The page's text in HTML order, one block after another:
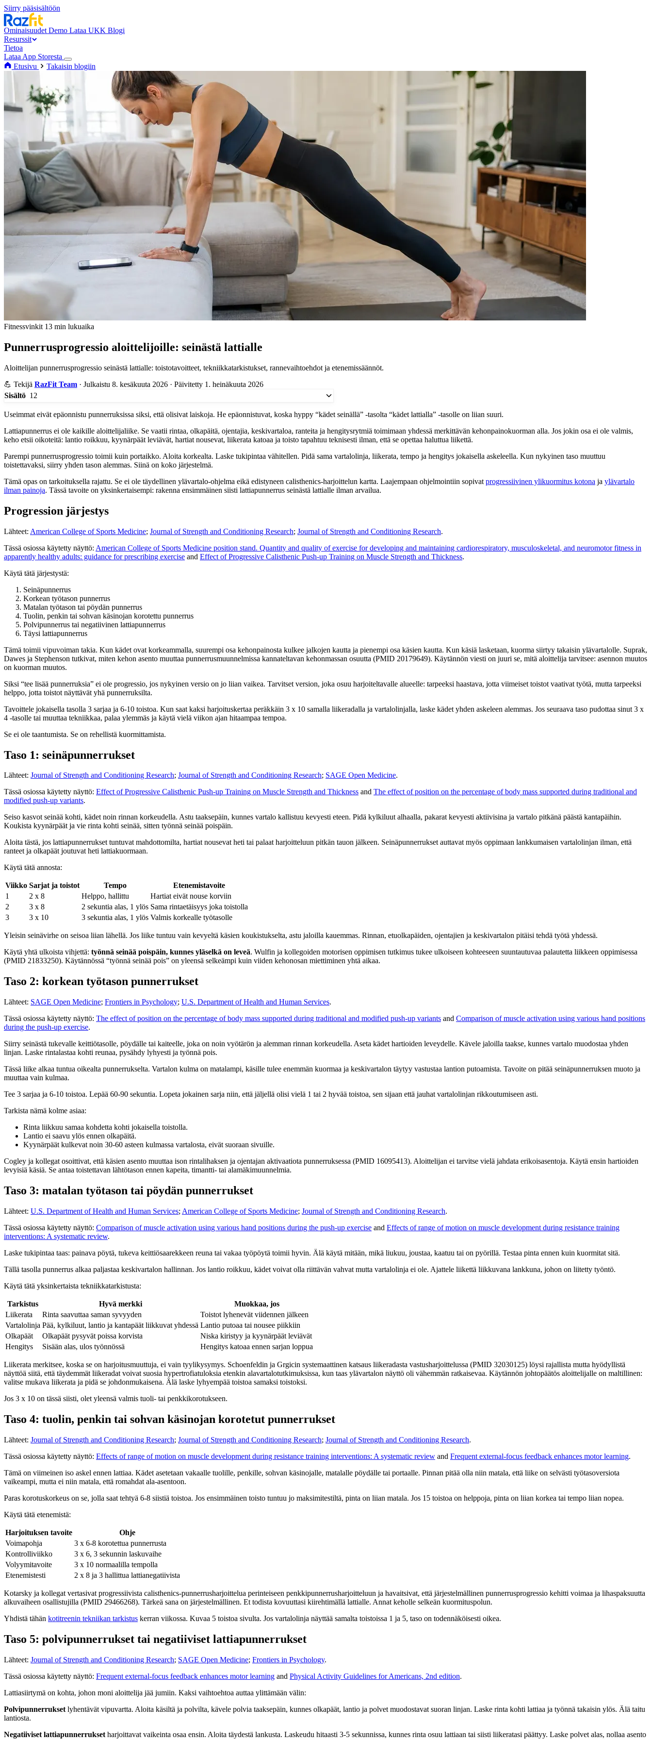
Siirry pääsisältöön
Ominaisuudet Demo Lataa UKK Blogi
Resurssit
Tietoa
Lataa App Storesta
Etusivu
Takaisin blogiin
Fitnessvinkit 13 min lukuaika
Punnerrusprogressio aloittelijoille: seinästä lattialle
Aloittelijan punnerrusprogressio seinästä lattialle: toistotavoitteet, tekniikkatarkistukset, rannevaihtoehdot ja etenemissäännöt.
💪 Tekijä RazFit Team · Julkaistu 8. kesäkuuta 2026 · Päivitetty 1. heinäkuuta 2026
Sisältö 12
Useimmat eivät epäonnistu punnerruksissa siksi, että olisivat laiskoja. He epäonnistuvat, koska hyppy “kädet seinällä” -tasolta “kädet lattialla” -tasolle on liian suuri.
Lattiapunnerrus ei ole kaikille aloittelijaliike. Se vaatii rintaa, olkapäitä, ojentajia, keskivartaloa, ranteita ja hengitysrytmiä toimimaan yhdessä merkittävän kehonpainokuorman alla. Jos jokin osa ei ole valmis,
keho etsii oikoteitä: lantio roikkuu, kyynärpäät leviävät, hartiat nousevat, liikerata katoaa ja toisto tapahtuu teknisesti ilman, että se opettaa haluttua liikettä.
Parempi punnerrusprogressio toimii kuin portaikko. Aloita korkealta. Laske tukipintaa vähitellen. Pidä sama vartalolinja, liikerata, tempo ja hengitys jokaisella askeleella. Kun nykyinen taso muuttuu
toistettavaksi, siirry yhden tason alemmas. Siinä on koko järjestelmä.
Tämä opas on tarkoituksella rajattu. Se ei ole täydellinen ylävartalo-ohjelma eikä edistyneen calisthenics-harjoittelun kartta. Laajempaan ohjelmointiin sopivat progressiivinen ylikuormitus kotona ja ylävartalo
ilman painoja. Tässä tavoite on yksinkertaisempi: rakenna ensimmäinen siisti lattiapunnerrus seinästä lattialle ilman arvailua.
Progression järjestys
Lähteet: American College of Sports Medicine; Journal of Strength and Conditioning Research; Journal of Strength and Conditioning Research.
Tässä osiossa käytetty näyttö: American College of Sports Medicine position stand. Quantity and quality of exercise for developing and maintaining cardiorespiratory, musculoskeletal, and neuromotor fitness in
apparently healthy adults: guidance for prescribing exercise and Effect of Progressive Calisthenic Push-up Training on Muscle Strength and Thickness.
Käytä tätä järjestystä:
Seinäpunnerrus
Korkean työtason punnerrus
Matalan työtason tai pöydän punnerrus
Tuolin, penkin tai sohvan käsinojan korotettu punnerrus
Polvipunnerrus tai negatiivinen lattiapunnerrus
Täysi lattiapunnerrus
Tämä toimii vipuvoiman takia. Kun kädet ovat korkeammalla, suurempi osa kehonpainosta kulkee jalkojen kautta ja pienempi osa käsien kautta. Kun käsiä lasketaan, kuorma siirtyy takaisin ylävartalolle. Suprak,
Dawes ja Stephenson tutkivat, miten kehon asento muuttaa punnerrusmuunnelmissa kannateltavan kehonmassan osuutta (PMID 20179649). Käytännön viesti on juuri se, mitä aloittelija tarvitsee: asennon muutos
on kuorman muutos.
Siksi “tee lisää punnerruksia” ei ole progressio, jos nykyinen versio on jo liian vaikea. Tarvitset version, joka osuu harjoiteltavalle alueelle: tarpeeksi haastava, jotta viimeiset toistot vaativat työtä, mutta tarpeeksi
helppo, jotta toistot näyttävät yhä punnerruksilta.
Tavoittele jokaisella tasolla 3 sarjaa ja 6-10 toistoa. Kun saat kaksi harjoituskertaa peräkkäin 3 x 10 samalla liikeradalla ja vartalolinjalla, laske kädet yhden askeleen alemmas. Jos seuraava taso pudottaa sinut 3 x
4 -tasolle tai muuttaa tekniikkaa, palaa ylemmäs ja käytä vielä viikon ajan hitaampaa tempoa.
Se ei ole taantumista. Se on rehellistä kuormittamista.
Taso 1: seinäpunnerrukset
Lähteet: Journal of Strength and Conditioning Research; Journal of Strength and Conditioning Research; SAGE Open Medicine.
Tässä osiossa käytetty näyttö: Effect of Progressive Calisthenic Push-up Training on Muscle Strength and Thickness and The effect of position on the percentage of body mass supported during traditional and
modified push-up variants.
Seiso kasvot seinää kohti, kädet noin rinnan korkeudella. Astu taaksepäin, kunnes vartalo kallistuu kevyesti eteen. Pidä kylkiluut alhaalla, pakarat kevyesti aktiivisina ja vartalo pitkänä päästä kantapäihin.
Koukista kyynärpäät ja vie rinta kohti seinää, sitten työnnä seinää poispäin.
Aloita tästä, jos lattiapunnerrukset tuntuvat mahdottomilta, hartiat nousevat heti tai palaat harjoitteluun pitkän tauon jälkeen. Seinäpunnerrukset auttavat myös oppimaan lankkumaisen vartalolinjan ilman, että
ranteet ja olkapäät joutuvat heti lattiakuormaan.
Käytä tätä annosta:
Viikko Sarjat ja toistot Tempo
Etenemistavoite
1
2 x 8 Helppo, hallittu
Hartiat eivät nouse korviin
2
3 x 8 2 sekuntia alas, 1 ylös Sama rintaetäisyys joka toistolla
3
3 x 10 3 sekuntia alas, 1 ylös Valmis korkealle työtasolle
Yleisin seinävirhe on seisoa liian lähellä. Jos liike tuntuu vain kevyeltä käsien koukistukselta, astu jaloilla kauemmas. Rinnan, etuolkapäiden, ojentajien ja keskivartalon pitäisi tehdä työtä yhdessä.
Käytä yhtä ulkoista vihjettä: työnnä seinää poispäin, kunnes yläselkä on leveä. Wulfin ja kollegoiden motorisen oppimisen tutkimus tukee ulkoiseen kohteeseen suuntautuvaa palautetta liikkeen oppimisessa
(PMID 21833250). Käytännössä “työnnä seinää pois” on yleensä selkeämpi kuin viiden kehonosan miettiminen yhtä aikaa.
Taso 2: korkean työtason punnerrukset
Lähteet: SAGE Open Medicine; Frontiers in Psychology; U.S. Department of Health and Human Services.
Tässä osiossa käytetty näyttö: The effect of position on the percentage of body mass supported during traditional and modified push-up variants and Comparison of muscle activation using various hand positions
during the push-up exercise.
Siirry seinästä tukevalle keittiötasolle, pöydälle tai kaiteelle, joka on noin vyötärön ja alemman rinnan korkeudella. Aseta kädet hartioiden leveydelle. Kävele jaloilla taakse, kunnes vartalo muodostaa yhden
linjan. Laske rintalastaa kohti reunaa, pysähdy lyhyesti ja työnnä pois.
Tässä liike alkaa tuntua oikealta punnerrukselta. Vartalon kulma on matalampi, käsille tulee enemmän kuormaa ja keskivartalon täytyy vastustaa lantion putoamista. Tavoite on pitää seinäpunnerruksen muoto ja
muuttaa vain kulmaa.
Tee 3 sarjaa ja 6-10 toistoa. Lepää 60-90 sekuntia. Lopeta jokainen sarja niin, että jäljellä olisi vielä 1 tai 2 hyvää toistoa, sen sijaan että jauhat vartalolinjan rikkoutumiseen asti.
Tarkista nämä kolme asiaa:
Rinta liikkuu samaa kohdetta kohti jokaisella toistolla.
Lantio ei saavu ylös ennen olkapäitä.
Kyynärpäät kulkevat noin 30-60 asteen kulmassa vartalosta, eivät suoraan sivuille.
Cogley ja kollegat osoittivat, että käsien asento muuttaa ison rintalihaksen ja ojentajan aktivaatiota punnerruksessa (PMID 16095413). Aloittelijan ei tarvitse vielä jahdata erikoisasentoja. Käytä ensin hartioiden
levyisiä käsiä. Se antaa toistettavan lähtötason ennen kapeita, timantti- tai alamäkimuunnelmia.
Taso 3: matalan työtason tai pöydän punnerrukset
Lähteet: U.S. Department of Health and Human Services; American College of Sports Medicine; Journal of Strength and Conditioning Research.
Tässä osiossa käytetty näyttö: Comparison of muscle activation using various hand positions during the push-up exercise and Effects of range of motion on muscle development during resistance training
interventions: A systematic review.
Laske tukipintaa taas: painava pöytä, tukeva keittiösaarekkeen reuna tai vakaa työpöytä toimii hyvin. Älä käytä mitään, mikä liukuu, joustaa, kaatuu tai on pyörillä. Testaa pinta ennen kuin kuormitat sitä.
Tällä tasolla punnerrus alkaa paljastaa keskivartalon hallinnan. Jos lantio roikkuu, kädet voivat olla riittävän vahvat mutta vartalolinja ei ole. Ajattele liikettä liikkuvana lankkuna, johon on liitetty työntö.
Käytä tätä yksinkertaista tekniikkatarkistusta:
Tarkistus Hyvä merkki
Muokkaa, jos
Liikerata
Rinta saavuttaa saman syvyyden
Toistot lyhenevät viidennen jälkeen
Vartalolinja Pää, kylkiluut, lantio ja kantapäät liikkuvat yhdessä Lantio putoaa tai nousee piikkiin
Olkapäät
Olkapäät pysyvät poissa korvista
Niska kiristyy ja kyynärpäät leviävät
Hengitys
Sisään alas, ulos työnnössä Hengitys katoaa ennen sarjan loppua
Liikerata merkitsee, koska se on harjoitusmuuttuja, ei vain tyylikysymys. Schoenfeldin ja Grgicin systemaattinen katsaus liikeradasta vastusharjoittelussa (PMID 32030125) löysi rajallista mutta hyödyllistä
näyttöä siitä, että täydemmät liikeradat voivat suosia hypertrofiatuloksia etenkin alavartalotutkimuksissa, kun taas ylävartalon näyttö oli vähemmän ratkaisevaa. Käytännön johtopäätös aloittelijalle on maltillinen:
valitse mukava liikerata ja pidä se johdonmukaisena. Älä laske lyhyempää toistoa samaksi toistoksi.
Jos 3 x 10 on tässä siisti, olet yleensä valmis tuoli- tai penkkikorotukseen.
Taso 4: tuolin, penkin tai sohvan käsinojan korotetut punnerrukset
Lähteet: Journal of Strength and Conditioning Research; Journal of Strength and Conditioning Research; Journal of Strength and Conditioning Research.
Tässä osiossa käytetty näyttö: Effects of range of motion on muscle development during resistance training interventions: A systematic review and Frequent external-focus feedback enhances motor learning.
Tämä on viimeinen iso askel ennen lattiaa. Kädet asetetaan vakaalle tuolille, penkille, sohvan käsinojalle, matalalle pöydälle tai portaalle. Pinnan pitää olla niin matala, että liike on selvästi työtasoversiota
vaikeampi, mutta ei niin matala, että romahdat ala-asentoon.
Paras korotuskorkeus on se, jolla saat tehtyä 6-8 siistiä toistoa. Jos ensimmäinen toisto tuntuu jo maksimitestiltä, pinta on liian matala. Jos 15 toistoa on helppoja, pinta on liian korkea tai tempo liian nopea.
Käytä tätä etenemistä:
Harjoituksen tavoite
Ohje
Voimapohja
3 x 6-8 korotettua punnerrusta
Kontrolliviikko
3 x 6, 3 sekunnin laskuvaihe
Volyymitavoite
3 x 10 normaalilla tempolla
Etenemistesti
2 x 8 ja 3 hallittua lattianegatiivista
Kotarsky ja kollegat vertasivat progressiivista calisthenics-punnerrusharjoittelua perinteiseen penkkipunnerrusharjoitteluun ja havaitsivat, että järjestelmällinen punnerrusprogressio kehitti voimaa ja lihaspaksuutta
alkuvaiheen osallistujilla (PMID 29466268). Tärkeä sana on järjestelmällinen. Et todista kovuuttasi kiirehtimällä lattialle. Annat keholle selkeän kuormituspolun.
Yhdistä tähän kotitreenin tekniikan tarkistus kerran viikossa. Kuvaa 5 toistoa sivulta. Jos vartalolinja näyttää samalta toistoissa 1 ja 5, taso on todennäköisesti oikea.
Taso 5: polvipunnerrukset tai negatiiviset lattiapunnerrukset
Lähteet: Journal of Strength and Conditioning Research; SAGE Open Medicine; Frontiers in Psychology.
Tässä osiossa käytetty näyttö: Frequent external-focus feedback enhances motor learning and Physical Activity Guidelines for Americans, 2nd edition.
Lattiasiirtymä on kohta, johon moni aloittelija jää jumiin. Kaksi vaihtoehtoa auttaa ylittämään välin:
Polvipunnerrukset lyhentävät vipuvartta. Aloita käsiltä ja polvilta, kävele polvia taaksepäin, kunnes olkapäät, lantio ja polvet muodostavat suoran linjan. Laske rinta kohti lattiaa ja työnnä takaisin ylös. Älä taitu
lantiosta.
Negatiiviset lattiapunnerrukset harjoittavat vaikeinta osaa ensin. Aloita täydestä lankusta. Laskeudu hitaasti 3-5 sekunnissa, kunnes rinta osuu lattiaan tai siisti liikeratasi päättyy. Laske polvet alas, nollaa asento